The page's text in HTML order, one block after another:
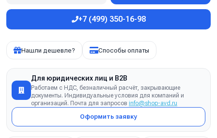
+7 (499) 350-16-98
Нашли дешевле? Способы оплаты
Для юридических лиц и B2B
Работаем с НДС, безналичный расчёт, закрывающие
документы. Индивидуальные условия для компаний и
организаций. Почта для запросов info@shop-avd.ru
Оформить заявку